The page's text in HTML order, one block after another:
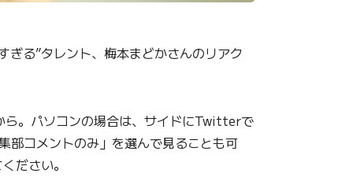
る”タレント、梅本まどかさんのリアク
。パソコンの場合は、サイドにTwitterで
コメントのみ」を選んで見ることも可
ださい。